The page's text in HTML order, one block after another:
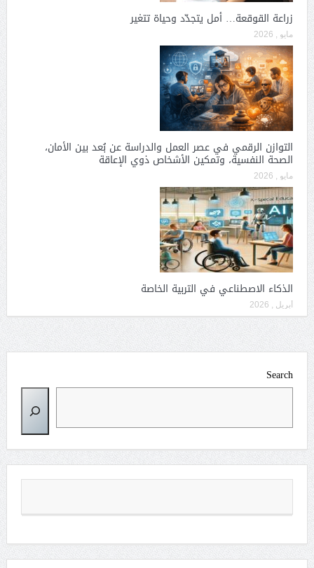
زراعة القوقعة… أمل يتجدّد وحياة تتغير
مايو , 2026
التوازن الرقمي في عصر العمل والدراسة عن بُعد بين الأمان،
الصحة النفسية، وتمكين الأشخاص ذوي الإعاقة
مايو , 2026
الذكاء الاصطناعي في التربية الخاصة
أبريل , 2026
Search